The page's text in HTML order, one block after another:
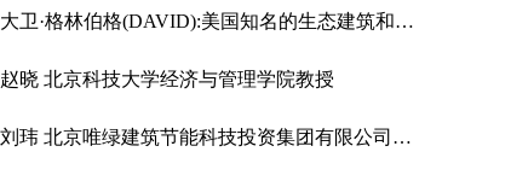
大卫·格林伯格(DAVID):美国知名的生态建筑和城市设计专家
赵晓 北京科技大学经济与管理学院教授
刘玮 北京唯绿建筑节能科技投资集团有限公司董事长